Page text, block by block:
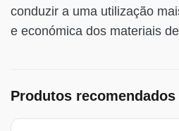
conduzir a uma utilização
e económica dos materiais
Produtos recomendados